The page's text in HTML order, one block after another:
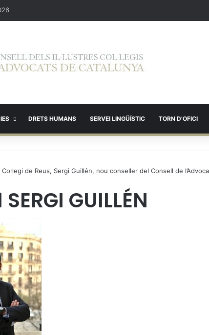
DRETS HUMANS SERVEI LINGÜÍSTIC TORN D’OFICI
de Reus, Sergi Guillén, nou conseller del Consell de
SERGI GUILLÉN